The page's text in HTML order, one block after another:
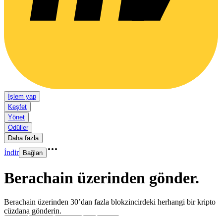
İşlem yap
Keşfet
Yönet
Ödüller
Daha fazla
İndir Bağlan
Berachain üzerinden gönder.
Berachain üzerinden 30’dan fazla blokzincirdeki herhangi bir kripto
cüzdana gönderin.